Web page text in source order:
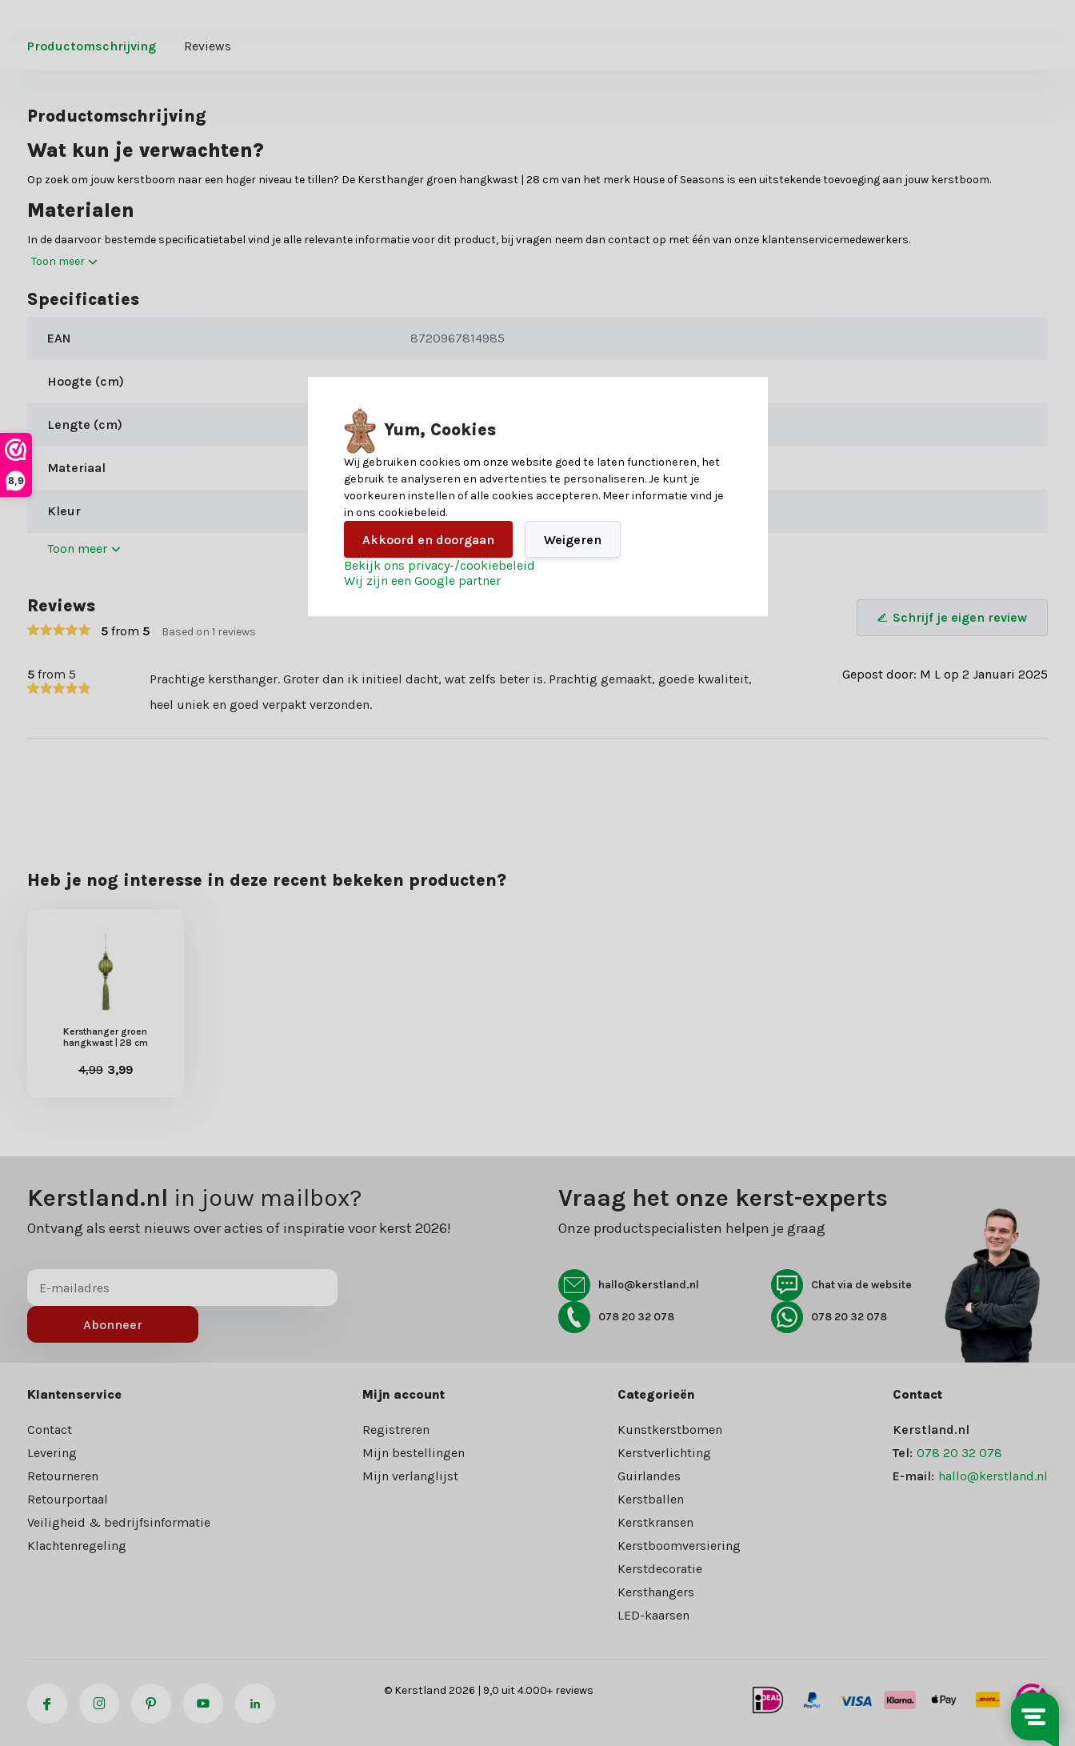
8,9
Productomschrijving Reviews
Productomschrijving
Wat kun je verwachten?
Op zoek om jouw kerstboom naar een hoger niveau te tillen? De Kersthanger groen hangkwast | 28 cm van het merk House of Seasons is een uitstekende toevoeging aan jouw kerstboom.
Materialen
In de daarvoor bestemde specificatietabel vind je alle relevante informatie voor dit product, bij vragen neem dan contact op met één van onze klantenservicemedewerkers.
Waarom kiezen voor Kerstland.nl?
Kerstland.nl is dé specialist in kerstboomversiering en kunstkerstbomen. Of je nu zoekt naar klassieke ballen, sfeervolle lichtjes of unieke ornamenten, wij hebben alles om jouw kerstboom
Bij Kerstland.nl geniet je niet alleen van ons uitgebreide assortiment, maar ook van deze voordelen:
Gratis verzending boven €49,-
Meer dan 70.000 tevreden klanten beoordelen ons met een 9+. Laat je inspireren en maak van jouw kerstboom een echte blikvanger. Bestel vandaag nog en breng de magie in huis!
Toon meer
Specificaties
EAN 8720967814985
Hoogte (cm) 28
Lengte (cm) 7,5
Materiaal Plastic
Kleur Groen
Toon meer
Reviews
5from 5 Based on 1 reviews
Schrijf je eigen review
5from 5
Prachtige kersthanger. Groter dan ik initieel dacht, wat zelfs beter is. Prachtig gemaakt, goede kwaliteit,
heel uniek en goed verpakt verzonden.
Gepost door: M L op 2 Januari 2025
Heb je nog interesse in deze recent bekeken producten?
Kersthanger groen
hangkwast | 28 cm
4,99 3,99
Kerstland.nl in jouw mailbox?
Ontvang als eerst nieuws over acties of inspiratie voor kerst 2026!
Abonneer
Vraag het onze kerst-experts
Onze productspecialisten helpen je graag
hallo@kerstland.nl Chat via de website
078 20 32 078 078 20 32 078
Klantenservice
Contact
Levering
Retourneren
Retourportaal
Veiligheid & bedrijfsinformatie
Klachtenregeling
Mijn account
Registreren
Mijn bestellingen
Mijn verlanglijst
Categorieën
Kunstkerstbomen
Kerstverlichting
Guirlandes
Kerstballen
Kerstkransen
Kerstboomversiering
Kerstdecoratie
Kersthangers
LED-kaarsen
Contact
Kerstland.nl
Tel: 078 20 32 078
E-mail: hallo@kerstland.nl
© Kerstland 2026 | 9,0 uit 4.000+ reviews
Yum, Cookies
Wij gebruiken cookies om onze website goed te laten functioneren, het
gebruik te analyseren en advertenties te personaliseren. Je kunt je
voorkeuren instellen of alle cookies accepteren. Meer informatie vind je
in ons cookiebeleid.
Akkoord en doorgaan
Weigeren
Bekijk ons privacy-/cookiebeleid
Wij zijn een Google partner